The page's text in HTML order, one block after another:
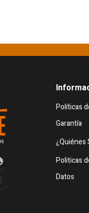
Políticas
Garantía
¿Quiénes
Politicas
Datos